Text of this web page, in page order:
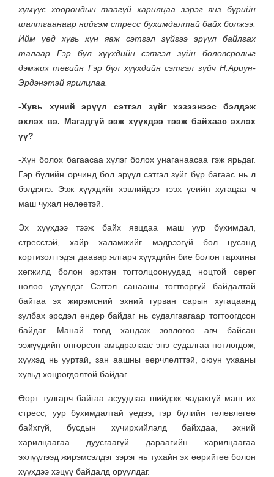
хүмүүс хоорондын таагүй харилцаа зэрэг янз бүрийн
шалтгаанаар нийгэм стресс бухимдалтай байх болжээ.
Ийм үед хувь хүн яаж сэтгэл зүйгээ эрүүл байлгах
талаар Гэр бүл хүүхдийн сэтгэл зүйн боловсролыг
дэмжих төвийн Гэр бүл хүүхдийн сэтгэл зүйч Н.Ариун-
Эрдэнэтэй ярилцлаа.
-Хувь хүний эрүүл сэтгэл зүйг хэзээнээс бэлдэж
эхлэх вэ. Магадгүй ээж хүүхдээ тээж байхаас эхлэх
үү?
-Хүн болох багаасаа хүлэг болох унаганаасаа гэж ярьдаг.
Гэр бүлийн орчинд бол эрүүл сэтгэл зүйг бүр багаас нь л
бэлдэнэ. Ээж хүүхдийг хэвлийдээ тээх үеийн хугацаа ч
маш чухал нөлөөтэй.
Эх хүүхдээ тээж байх явцдаа маш уур бухимдал,
стресстэй, хайр халамжийг мэдрээгүй бол цусанд
кортизол гэдэг даавар ялгарч хүүхдийн бие болон тархины
хөгжилд болон эрхтэн тогтолцоонуудад ноцтой сөрөг
нөлөө үзүүлдэг. Сэтгэл санааны тогтворгүй байдалтай
байгаа эх жирэмсний эхний гурван сарын хугацаанд
зулбах эрсдэл өндөр байдаг нь судалгаагаар тогтоогдсон
байдаг. Манай төвд хандаж зөвлөгөө авч байсан
ээжүүдийн өнгөрсөн амьдралаас энэ судалгаа нотлогдож,
хүүхэд нь ууртай, зан аашны өөрчлөлттэй, оюун ухааны
хувьд хоцрогдолтой байдаг.
Өөрт тулгарч байгаа асуудлаа шийдэж чадахгүй маш их
стресс, уур бухимдалтай үедээ, гэр бүлийн төлөвлөгөө
байхгүй, бусдын хүчирхийлэлд байхдаа, эхний
харилцаагаа дуусгаагүй дараагийн харилцаагаа
эхлүүлээд жирэмсэлдэг зэрэг нь тухайн эх өөрийгөө болон
хүүхдээ хэцүү байдалд оруулдаг.